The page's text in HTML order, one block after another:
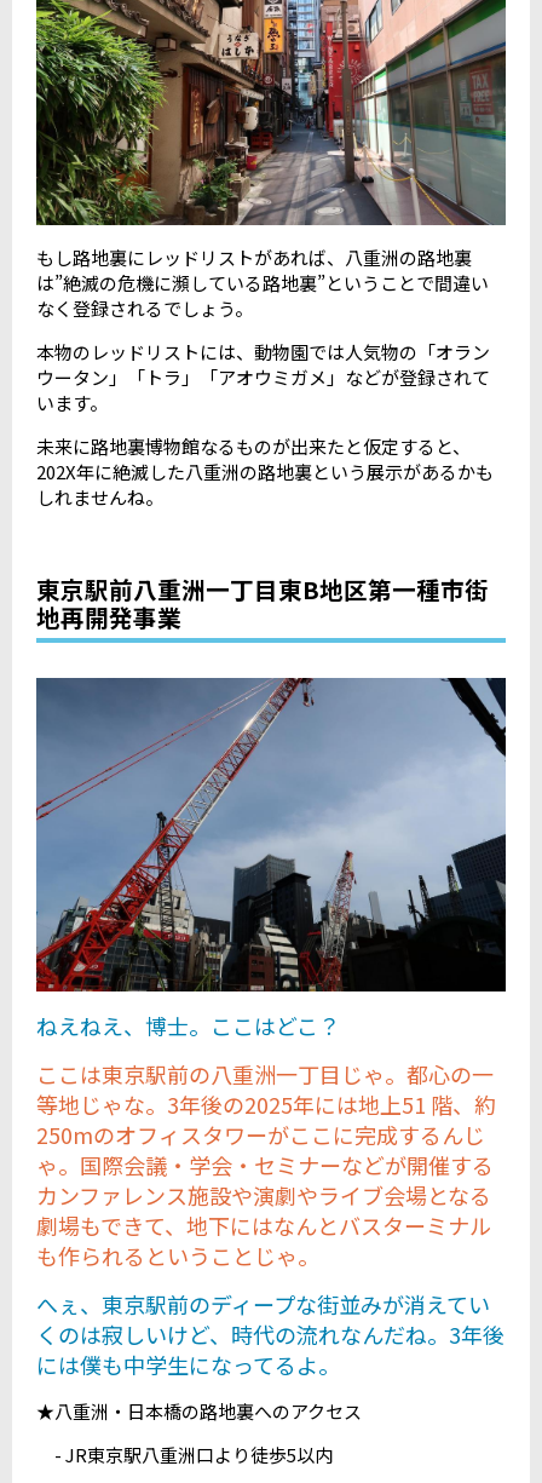
もし路地裏にレッドリストがあれば、八重洲の路地裏
は”絶滅の危機に瀕している路地裏”ということで間違い
なく登録されるでしょう。
本物のレッドリストには、動物園では人気物の「オラン
ウータン」「トラ」「アオウミガメ」などが登録されて
います。
未来に路地裏博物館なるものが出来たと仮定すると、
202X年に絶滅した八重洲の路地裏という展示があるかも
しれませんね。
東京駅前八重洲一丁目東B地区第一種市街
地再開発事業
ねえねえ、博士。ここはどこ？
ここは東京駅前の八重洲一丁目じゃ。都心の一
等地じゃな。3年後の2025年には地上51 階、約
250mのオフィスタワーがここに完成するんじ
ゃ。国際会議・学会・セミナーなどが開催する
カンファレンス施設や演劇やライブ会場となる
劇場もできて、地下にはなんとバスターミナル
も作られるということじゃ。
へぇ、東京駅前のディープな街並みが消えてい
くのは寂しいけど、時代の流れなんだね。3年後
には僕も中学生になってるよ。
★八重洲・日本橋の路地裏へのアクセス
- JR東京駅八重洲口より徒歩5以内